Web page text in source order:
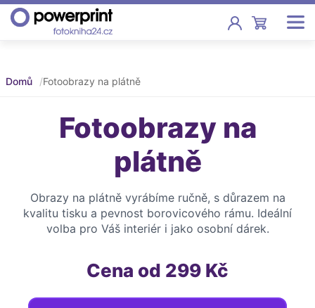
Pevná vazba, sešity, poukazy
Fotokalendáře
Nástěnné, stolní i roční
Fotky
Tisk fotografií od 2,90 Kč
Školy
Domů Fotoobrazy na plátně
Fotoobrazy na
plátně
Obrazy na plátně vyrábíme ručně, s důrazem na
kvalitu tisku a pevnost borovicového rámu. Ideální
volba pro Váš interiér i jako osobní dárek.
Cena od 299 Kč